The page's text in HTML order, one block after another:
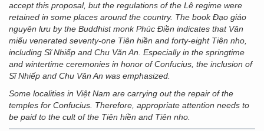
accept this proposal, but the regulations of the Lê regime were
retained in some places around the country. The book Đạo giáo
nguyên lưu by the Buddhist monk Phúc Điền indicates that Văn
miếu venerated seventy-one Tiên hiền and forty-eight Tiên nho,
including Sĩ Nhiếp and Chu Văn An. Especially in the springtime
and wintertime ceremonies in honor of Confucius, the inclusion of
Sĩ Nhiếp and Chu Văn An was emphasized.
Some localities in Việt Nam are carrying out the repair of the
temples for Confucius. Therefore, appropriate attention needs to
be paid to the cult of the Tiên hiền and Tiên nho.